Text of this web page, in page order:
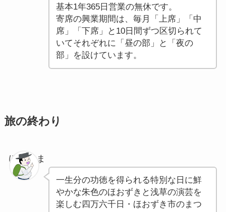
基本1年365日営業の無休です。
寄席の興業期間は、毎月「上席」「中
席」「下席」と10日間ずつ区切られて
いてそれぞれに「昼の部」と「夜の
部」を設けています。
旅の終わり
ぽちゃま
一生分の功徳を得られる特別な日に鮮
やかな朱色のほおずきと浅草の演芸を
楽しむ四万六千日・ほおずき市のまつ